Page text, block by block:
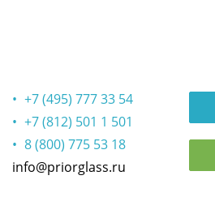
+7 (495) 777 33 54
+7 (812) 501 1 501
8 (800) 775 53 18
info@priorglass.ru